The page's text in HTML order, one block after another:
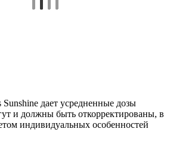
дает усредненные дозы
и должны быть откорректированы, в
индивидуальных особенностей